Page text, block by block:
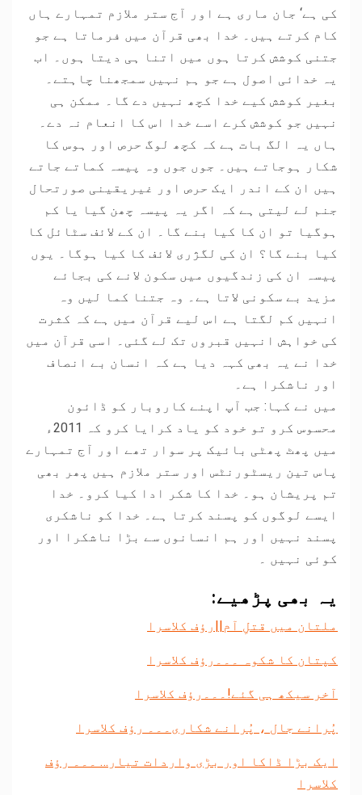
کی ہے‘ جان ماری ہے اور آج ستر ملازم تمہارے ہاں
کام کرتے ہیں۔ خدا بھی قرآن میں فرماتا ہے جو
جتنی کوشش کرتا ہوں میں اتنا ہی دیتا ہوں۔ اب
یہ خدائی اصول ہے جو ہم نہیں سمجھنا چاہتے۔
بغیر کوشش کیے خدا کچھ نہیں دے گا۔ ممکن ہی
نہیں جو کوشش کرے اسے خدا اس کا انعام نہ دے۔
ہاں یہ الگ بات ہے کہ کچھ لوگ حرص اور ہوس کا
شکار ہوجاتے ہیں۔ جوں جوں وہ پیسہ کماتے جاتے
ہیں ان کے اندر ایک حرص اور غیریقینی صورتحال
جنم لے لیتی ہے کہ اگر یہ پیسہ چھن گیا یا کم
ہوگیا تو ان کا کیا بنے گا۔ ان کے لائف سٹائل کا
کیا بنے گا؟ ان کی لگژری لائف کا کیا ہوگا۔ یوں
پیسہ ان کی زندگیوں میں سکون لانے کی بجائے
مزید بے سکونی لاتا ہے۔ وہ جتنا کما لیں وہ
انہیں کم لگتا ہے اس لیے قرآن میں ہے کہ کثرت
کی خواہش انہیں قبروں تک لے گئی۔ اسی قرآن میں
خدا نے یہ بھی کہہ دیا ہے کہ انسان بے انصاف
اور ناشکرا ہے۔
میں نے کہا: جب آپ اپنے کاروبار کو ڈائون
محسوس کرو تو خود کو یاد کرایا کرو کہ 2011ء
میں پھٹ پھٹی بائیک پر سوار تھے اور آج تمہارے
پاس تین ریسٹورنٹس اور ستر ملازم ہیں پھر بھی
تم پریشان ہو۔ خدا کا شکر ادا کیا کرو۔ خدا
ایسے لوگوں کو پسند کرتا ہے۔ خدا کو ناشکری
پسند نہیں اور ہم انسانوں سے بڑا ناشکرا اور
کوئی نہیں ۔
یہ بھی پڑھیے:
ملتان میں قتلِ آم||رؤف کلاسرا
کپتان کا شکوہ ۔۔۔رؤف کلاسرا
آخر سیکھ ہی گئے!۔۔۔رؤف کلاسرا
پُرانے جال ، پُرانے شکاری۔۔۔ رؤف کلاسرا
ایک بڑا ڈاکا اور بڑی واردات تیار… ۔۔۔ رؤف
کلاسرا